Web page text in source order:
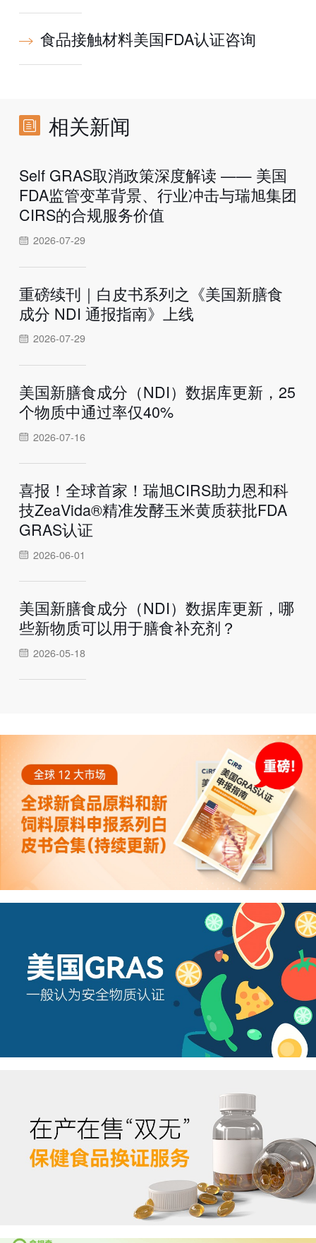
食品接触材料美国FDA认证咨询
相关新闻
Self GRAS取消政策深度解读 —— 美国
FDA监管变革背景、行业冲击与瑞旭集团
CIRS的合规服务价值
2026-07-29
重磅续刊｜白皮书系列之《美国新膳食
成分 NDI 通报指南》上线
2026-07-29
美国新膳食成分（NDI）数据库更新，25
个物质中通过率仅40%
2026-07-16
喜报！全球首家！瑞旭CIRS助力恩和科
技ZeaVida®精准发酵玉米黄质获批FDA
GRAS认证
2026-06-01
美国新膳食成分（NDI）数据库更新，哪
些新物质可以用于膳食补充剂？
2026-05-18